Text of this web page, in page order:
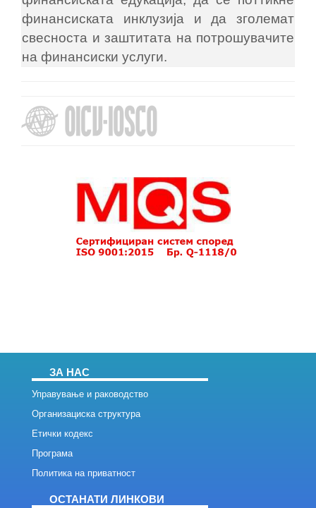
финансиската инклузија и да зголемат
свесноста и заштитата на потрошувачите
на финансиски услуги.
ЗА НАС
Управување и раководство
Организациска структура
Етички кодекс
Програма
Политика на приватност
ОСТАНАТИ ЛИНКОВИ